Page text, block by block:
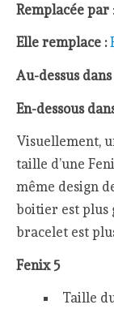
Remplacée par :
Elle remplace :
Au-dessus
En-dessous
Visuellement,
taille d’une
même design
boitier est plus
bracelet est
Fenix 5
Taille